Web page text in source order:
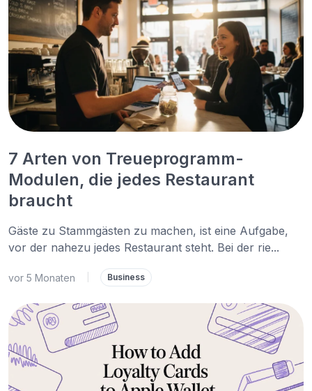
7 Arten von Treueprogramm-
Modulen, die jedes Restaurant
braucht
Gäste zu Stammgästen zu machen, ist eine Aufgabe,
vor der nahezu jedes Restaurant steht. Bei der rie...
vor 5 Monaten Business